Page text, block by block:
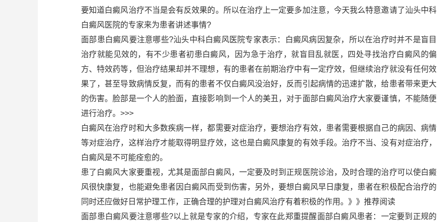
要知道白癜风治疗不当是会有反效果的。所以在治疗上一定要多加注意，今天我么特意邀请了汕头中科
白癜风医院的专家来为患者讲述事情?
面部患白癜风要注意哪些?汕头中科白癜风医院专家表示：白癜风病因复杂，所以在治疗时并不是盲目
治疗就能见效的，有不少患者初患白癜风，因为急于治疗，就盲目乱就医，四处寻找治疗白癜风的偏
方、特效药等，但治疗结果却并不理想，有的患者在前期治疗中有一定疗效，但继续治疗就没有任何效
果了，甚至导致病情反复，而有的患者不仅白癜风没治好，反而引起病情的迅速扩散，给患者带来更大
的伤害。脸部是一个人的脸面，直接影响到一个人的美丑，对于面部白癜风治疗大家要谨慎，不能随便
进行治疗。>>>
白癜风在治疗时和大多数疾病一样，都需要对症治疗，要想治疗有效，患者需要根据自己的病因、病情
等对症治疗，这样治疗才能取得明显疗效，这也是白癜风康复的有效手段。治疗不当、没有对症治疗，
白癜风是不可能痊愈的。
患了白癜风大家要重视，尤其是面部白癜风，一定要及时到正规医院诊治，及时合理的治疗可以使白癜
风很快康复，也能避免患者因白癜风而受到伤害，另外，要想白癜风早日康复，患者在积极配合治疗的
同时还应做好日常护理工作，正确合理的护理对白癜风治疗有着积极的作用。》》推荐阅读
面部患白癜风要注意哪些?以上就是专家的介绍，专家在此郑重提醒面部白癜风患者：一定要到正规的